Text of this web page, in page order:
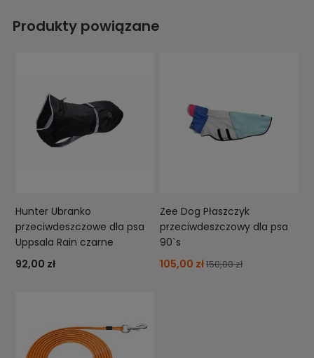
Produkty powiązane
Hunter Ubranko
przeciwdeszczowe dla psa
Uppsala Rain czarne
92,00 zł
Zee Dog Płaszczyk
przeciwdeszczowy dla psa
90`s
105,00 zł150,00 zł